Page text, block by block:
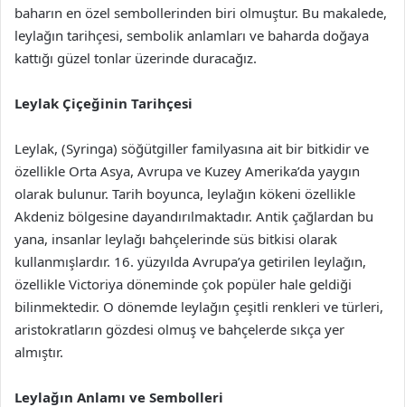
baharın en özel sembollerinden biri olmuştur. Bu makalede,
leylağın tarihçesi, sembolik anlamları ve baharda doğaya
kattığı güzel tonlar üzerinde duracağız.
Leylak Çiçeğinin Tarihçesi
Leylak, (Syringa) söğütgiller familyasına ait bir bitkidir ve
özellikle Orta Asya, Avrupa ve Kuzey Amerika’da yaygın
olarak bulunur. Tarih boyunca, leylağın kökeni özellikle
Akdeniz bölgesine dayandırılmaktadır. Antik çağlardan bu
yana, insanlar leylağı bahçelerinde süs bitkisi olarak
kullanmışlardır. 16. yüzyılda Avrupa’ya getirilen leylağın,
özellikle Victoriya döneminde çok popüler hale geldiği
bilinmektedir. O dönemde leylağın çeşitli renkleri ve türleri,
aristokratların gözdesi olmuş ve bahçelerde sıkça yer
almıştır.
Leylağın Anlamı ve Sembolleri